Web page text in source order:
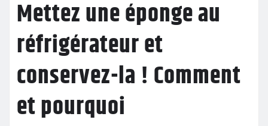
Mettez une éponge au
réfrigérateur et
conservez-la ! Comment
et pourquoi